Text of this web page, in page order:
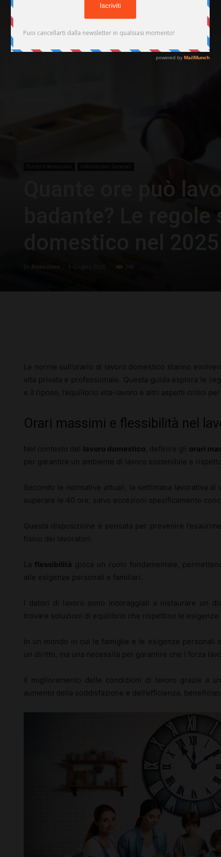
Punto Informazioni Informazioni Generali
Quante ore può
badante? Le
Di Redazione 3 Giugno 2025 260
Le norme sull’orario di lavoro domestico stanno
vita privata e professionale. Questa guida esplora le
e il riposo, l’equilibrio vita-lavoro e altri aspetti critici
Orari massimi e flessibilità nel
Nel contesto del lavoro domestico , definire gli orari
per garantire un ambiente di lavoro sostenibile e
Secondo le normative attuali, la settimana lavorativa
superare le 40 ore, salvo eccezioni specificamente
Questa disposizione è pensata per prevenire
fisico dei lavoratori.
La flessibilità gioca un ruolo fondamentale,
alle esigenze personali e familiari.
I datori di lavoro sono incoraggiati a instaurare un
trovare soluzioni di equilibrio che rispettino le
In un mondo in cui le famiglie e le esigenze
un diritto, ma una necessità per garantire che i forza
Il miglioramento delle condizioni di lavoro grazie a
aumento della soddisfazione e dell’efficienza,